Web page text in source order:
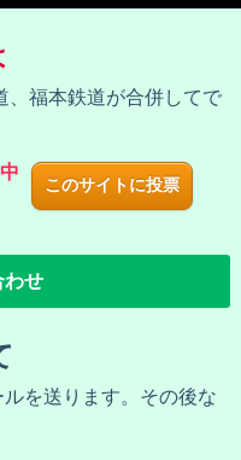
、福本鉄道が合併してで
このサイトに投票
わせ
を送ります。その後な